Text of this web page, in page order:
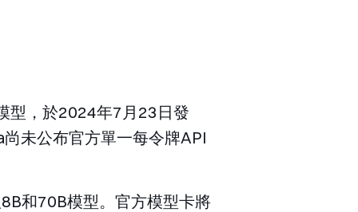
型，於2024年7月23日發
未公布官方單一每令牌API
和70B模型。官方模型卡將